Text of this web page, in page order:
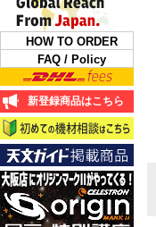
HOW TO ORDER
FAQ / Policy
新登録商品はこちら